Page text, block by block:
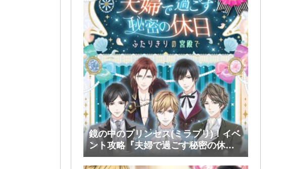
鏡の中のプリンセス(ミラプリ)！イベ
ント攻略『夫婦で過ごす秘密の休
日』前半(シミアン・ルスラン・タカ)